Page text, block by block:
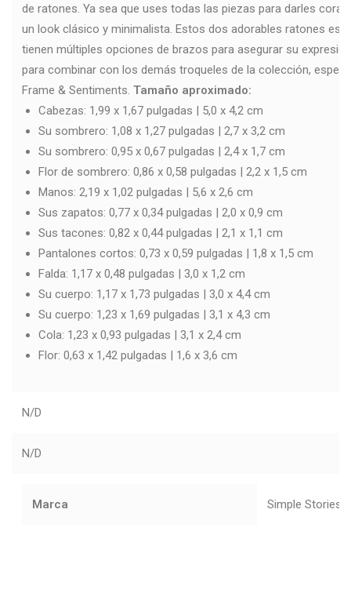
de ratones. Ya sea que uses todas las piezas para darles
un look clásico y minimalista. Estos dos adorables ratones
tienen múltiples opciones de brazos para asegurar su
para combinar con los demás troqueles de la colección,
Frame & Sentiments.Tamaño aproximado:
Cabezas: 1,99 x 1,67 pulgadas | 5,0 x 4,2 cm
Su sombrero: 1,08 x 1,27 pulgadas | 2,7 x 3,2 cm
Su sombrero: 0,95 x 0,67 pulgadas | 2,4 x 1,7 cm
Flor de sombrero: 0,86 x 0,58 pulgadas | 2,2 x 1,5 cm
Manos: 2,19 x 1,02 pulgadas | 5,6 x 2,6 cm
Sus zapatos: 0,77 x 0,34 pulgadas | 2,0 x 0,9 cm
Sus tacones: 0,82 x 0,44 pulgadas | 2,1 x 1,1 cm
Pantalones cortos: 0,73 x 0,59 pulgadas | 1,8 x 1,5 cm
Falda: 1,17 x 0,48 pulgadas | 3,0 x 1,2 cm
Su cuerpo: 1,17 x 1,73 pulgadas | 3,0 x 4,4 cm
Su cuerpo: 1,23 x 1,69 pulgadas | 3,1 x 4,3 cm
Cola: 1,23 x 0,93 pulgadas | 3,1 x 2,4 cm
Flor: 0,63 x 1,42 pulgadas | 1,6 x 3,6 cm
N/D
N/D
Marca Simple Stories,